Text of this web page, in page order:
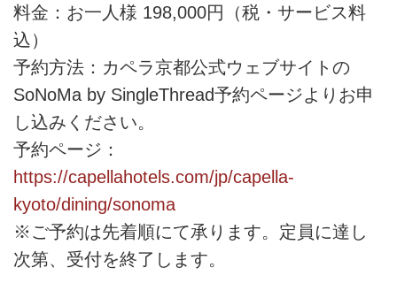
料金：お一人様 198,000円（税・サービス料
込）
予約方法：カペラ京都公式ウェブサイトの
SoNoMa by SingleThread予約ページよりお申
し込みください。
予約ページ：
https://capellahotels.com/jp/capella-
kyoto/dining/sonoma
※ご予約は先着順にて承ります。定員に達し
次第、受付を終了します。